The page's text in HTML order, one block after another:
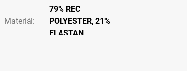
Materiál:
79% REC
POLYESTER, 21%
ELASTAN